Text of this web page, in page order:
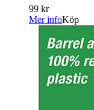
99 kr
Mer infoKöp